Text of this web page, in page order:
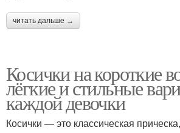
читать дальше →
Косички на короткие
лёгкие и стильные
каждой девочки
Косички — это классическая